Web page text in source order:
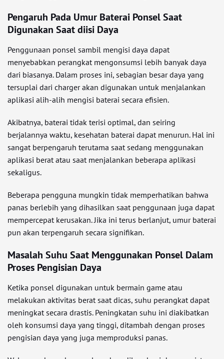
Pengaruh Pada Umur Baterai Ponsel Saat
Digunakan Saat diisi Daya
Penggunaan ponsel sambil mengisi daya dapat
menyebabkan perangkat mengonsumsi lebih banyak daya
dari biasanya. Dalam proses ini, sebagian besar daya yang
tersuplai dari charger akan digunakan untuk menjalankan
aplikasi alih-alih mengisi baterai secara efisien.
Akibatnya, baterai tidak terisi optimal, dan seiring
berjalannya waktu, kesehatan baterai dapat menurun. Hal ini
sangat berpengaruh terutama saat sedang menggunakan
aplikasi berat atau saat menjalankan beberapa aplikasi
sekaligus.
Beberapa pengguna mungkin tidak memperhatikan bahwa
panas berlebih yang dihasilkan saat penggunaan juga dapat
mempercepat kerusakan. Jika ini terus berlanjut, umur baterai
pun akan terpengaruh secara signifikan.
Masalah Suhu Saat Menggunakan Ponsel Dalam
Proses Pengisian Daya
Ketika ponsel digunakan untuk bermain game atau
melakukan aktivitas berat saat dicas, suhu perangkat dapat
meningkat secara drastis. Peningkatan suhu ini diakibatkan
oleh konsumsi daya yang tinggi, ditambah dengan proses
pengisian daya yang juga memproduksi panas.